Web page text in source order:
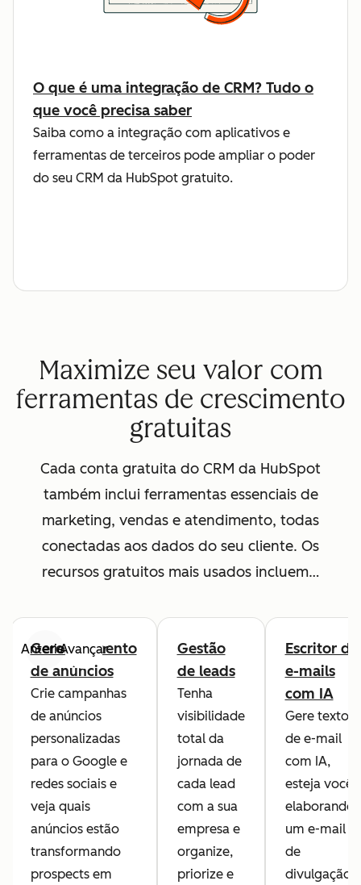
O que é uma integração de CRM? Tudo o
que você precisa saber
Saiba como a integração com aplicativos e
ferramentas de terceiros pode ampliar o poder
do seu CRM da HubSpot gratuito.
Maximize seu valor com
ferramentas de crescimento
gratuitas
Cada conta gratuita do CRM da HubSpot
também inclui ferramentas essenciais de
marketing, vendas e atendimento, todas
conectadas aos dados do seu cliente. Os
recursos gratuitos mais usados incluem…
AnteriorAvançar
Gerenciamento
de anúncios
Crie campanhas
de anúncios
personalizadas
para o Google e
redes sociais e
veja quais
anúncios estão
transformando
prospects em
Gestão
de leads
Tenha
visibilidade
total da
jornada de
cada lead
com a sua
empresa e
organize,
priorize e
Escritor de
e-mails
com IA
Gere textos
de e-mail
com IA,
esteja você
elaborando
um e-mail
de
divulgação